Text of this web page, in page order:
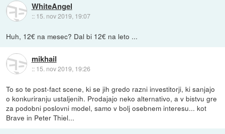
WhiteAngel
:: 15. nov 2019, 19:07
Huh, 12€ na mesec? Dal bi 12€ na leto ...
mikhail
:: 15. nov 2019, 19:26
To so te post-fact scene, ki se jih gredo razni investitorji, ki sanjajo
o konkuriranju ustaljenih. Prodajajo neko alternativo, a v bistvu gre
za podobni poslovni model, samo v bolj osebnem interesu... kot
Brave in Peter Thiel...